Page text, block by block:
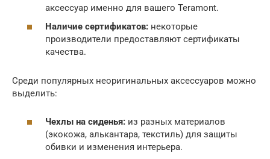
аксессуар именно для вашего Teramont.
Наличие сертификатов: некоторые
производители предоставляют сертификаты
качества.
Среди популярных неоригинальных аксессуаров можно
выделить:
Чехлы на сиденья: из разных материалов
(экокожа, алькантара, текстиль) для защиты
обивки и изменения интерьера.